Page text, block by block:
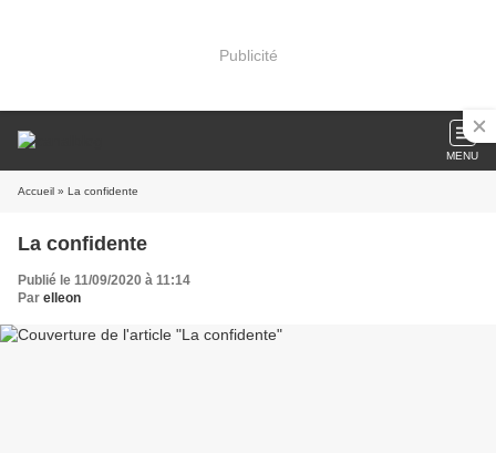
Publicité
MENU
Accueil » La confidente
La confidente
Publié le 11/09/2020 à 11:14
Par elleon